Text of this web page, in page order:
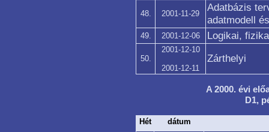
48. 2001-11-29
Adatbázis
adatmodell
49. 2001-12-06 Logikai,
50.
2001-12-10
2001-12-11
Zárthelyi
A 2000. évi
D1,
Hét
dátum